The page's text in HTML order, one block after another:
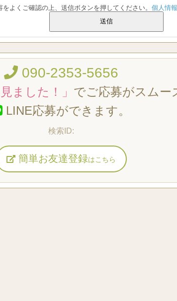
をよくご確認の上、送信ボタンを押してください。 個人情
090-2353-5656
ました！」 でご応募がスムー
LINE応募ができます。
簡単お友達登録はこちら